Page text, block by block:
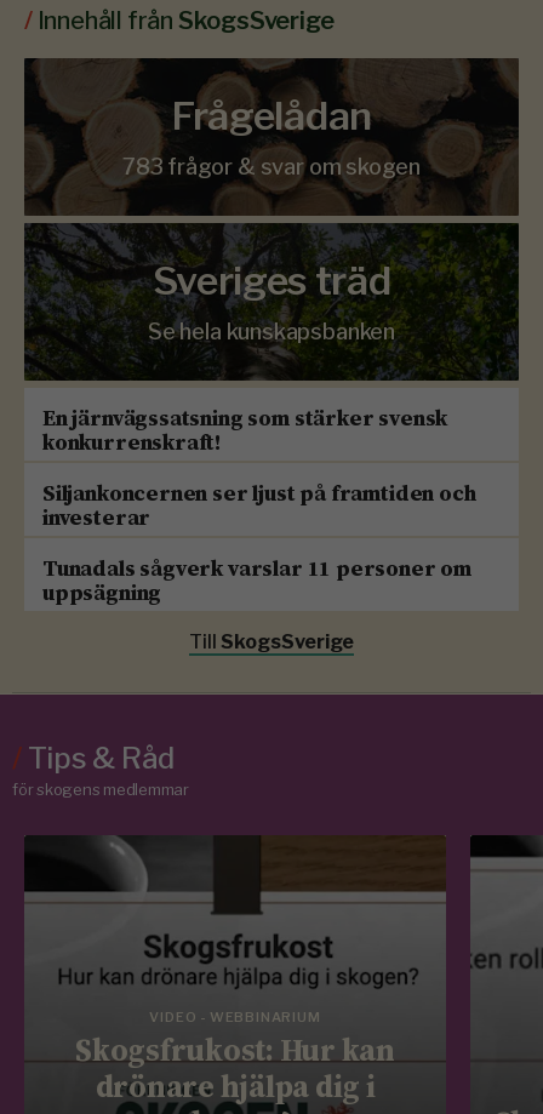
/ Innehåll från SkogsSverige
Frågelådan
783 frågor & svar om skogen
Sveriges träd
Se hela kunskapsbanken
En järnvägssatsning som stärker svensk
konkurrenskraft!
Siljankoncernen ser ljust på framtiden och
investerar
Tunadals sågverk varslar 11 personer om
uppsägning
Till SkogsSverige
/Tips & Råd
för skogens medlemmar
VIDEO - WEBBINARIUM
Skogsfrukost: Hur kan
drönare hjälpa dig i